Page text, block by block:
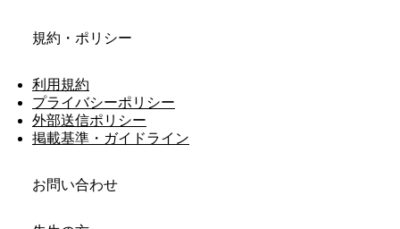
規約・ポリシー
利用規約
プライバシーポリシー
外部送信ポリシー
掲載基準・ガイドライン
お問い合わせ